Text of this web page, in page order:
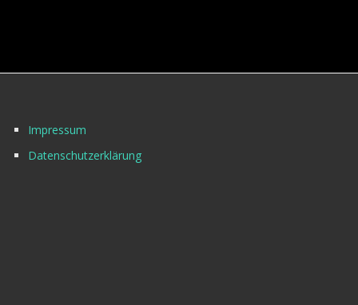
Impressum
Datenschutzerklärung